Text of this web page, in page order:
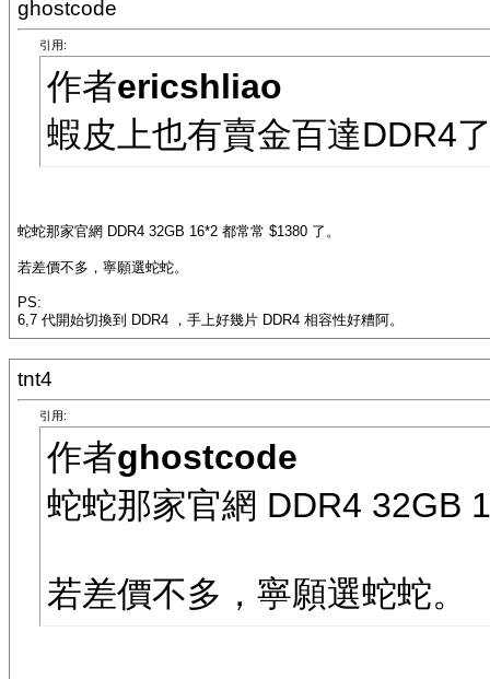
ghostcode
引用:
作者ericshliao
蝦皮上也有賣金百達DDR4
蛇蛇那家官網 DDR4 32GB 16*2 都常常 $1380 了。
若差價不多，寧願選蛇蛇。
PS:
6,7 代開始切換到 DDR4 ，手上好幾片 DDR4 相容性好糟阿。
tnt4
引用:
作者ghostcode
蛇蛇那家官網 DDR4 32GB
若差價不多，寧願選蛇蛇。